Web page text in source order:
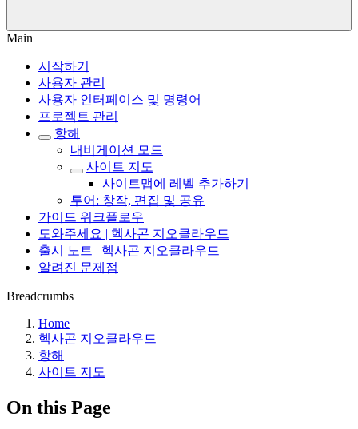
Main
시작하기
사용자 관리
사용자 인터페이스 및 명령어
프로젝트 관리
항해
내비게이션 모드
사이트 지도
사이트맵에 레벨 추가하기
투어: 창작, 편집 및 공유
가이드 워크플로우
도와주세요 | 헥사곤 지오클라우드
출시 노트 | 헥사곤 지오클라우드
알려진 문제점
Breadcrumbs
Home
헥사곤 지오클라우드
항해
사이트 지도
On this Page